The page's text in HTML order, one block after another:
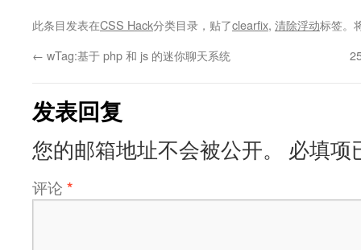
此条目发表在CSS Hack分类目录，贴了clearfix, 清除浮动标签。
← wTag:基于 php 和 js 的迷你聊天系统
发表回复
您的邮箱地址不会被公开。 必填项
评论 *